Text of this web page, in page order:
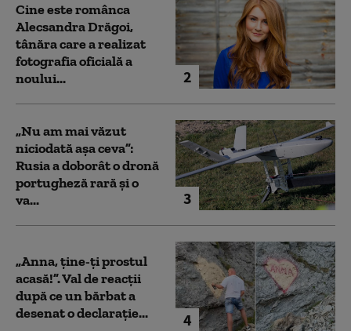
2
Cine este românca
Alecsandra Drăgoi,
tânăra care a realizat
fotografia oficială a
noului...
3
„Nu am mai văzut
niciodată așa ceva”:
Rusia a doborât o dronă
portugheză rară și o
va...
4
„Anna, ţine-ţi prostul
acasă!”. Val de reacții
după ce un bărbat a
desenat o declarație...